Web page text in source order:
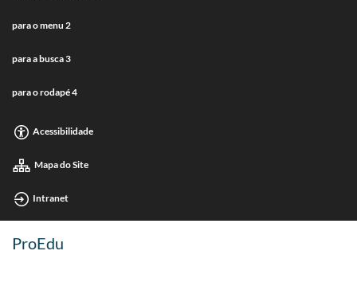
para o menu 2
para a busca3
para o rodapé4
Acessibilidade
Mapa do Site
Intranet
ProEdu